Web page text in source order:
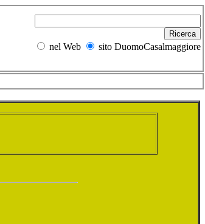
nel Web sito DuomoCasalmaggiore